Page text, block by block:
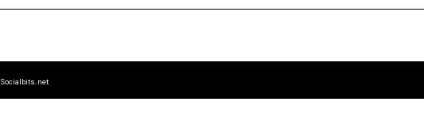
Socialbits.net